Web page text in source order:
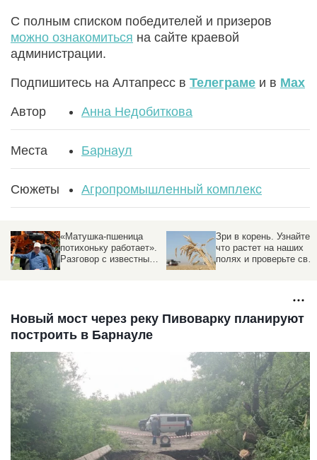
С полным списком победителей и призеров
можно ознакомиться на сайте краевой
администрации.
Подпишитесь на Алтапресс в Телеграме и в Max
Автор Анна Недобиткова
Места Барнаул
Сюжеты Агропромышленный комплекс
«Матушка-пшеница
потихоньку работает».
Разговор с известным
Зри в корень. Узнайте,
что растет на наших
полях и проверьте свое
Новый мост через реку Пивоварку планируют
построить в Барнауле